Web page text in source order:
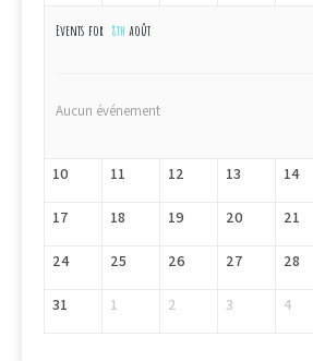
Events for 8th août
Aucun événement
10 11 12 13 14
17 18 19 20 21
24 25 26 27 28
31 1 2 3 4